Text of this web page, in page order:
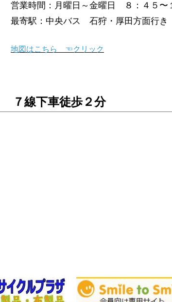
営業時間：月曜日～金曜日 ８：４５〜
最寄駅：中央バス 石狩・厚田方面行
地図はこちら ☜クリック
線下車徒歩２分